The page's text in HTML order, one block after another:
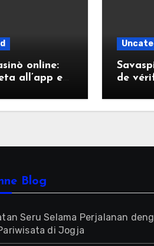
online:
all’app e
de
Blog
Seru Selama Perjalanan
di Jogja